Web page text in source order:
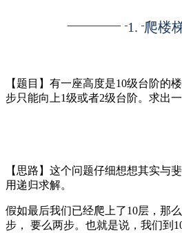
1. 爬楼
【题目】有一座高度是10级台阶的
步只能向上1级或者2级台阶。求出
【思路】 这个问题仔细想想其实与
用递归求解。
假如最后我们已经爬上了10层，那
步， 要么两步。也就是说，我们到